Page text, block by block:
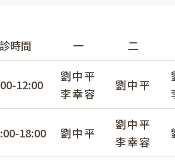
時間 一 二
12:00
劉中平
李幸容
劉中平
18:00 劉中平
劉中平
李幸容